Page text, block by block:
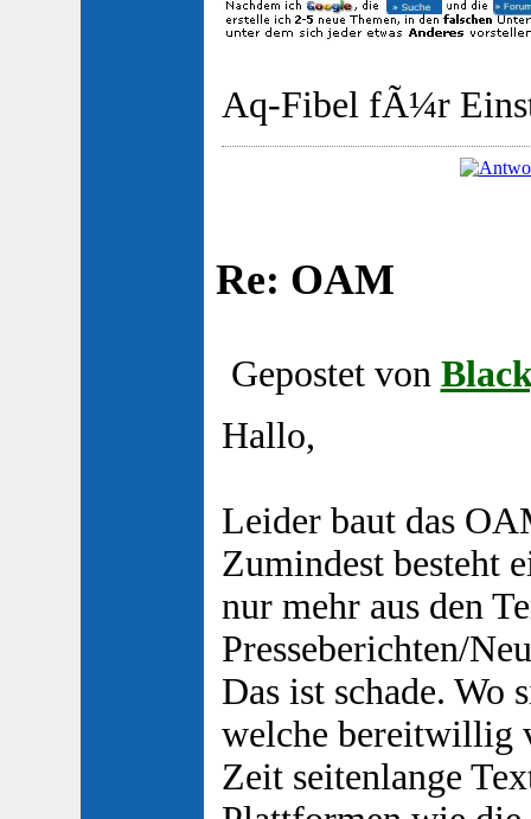
Aq-Fibel fÃ¼r
Re: OAM
Gepostet von
Hallo,
Leider baut das
Zumindest besteht
nur mehr aus den
Presseberichten/
Das ist schade. Wo
welche bereitwillig
Zeit seitenlange